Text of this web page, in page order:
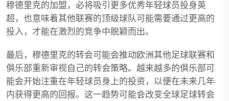
穆德里克的加盟，必将吸引更多优秀年轻球员投身英
超，也意味着其他联赛的顶级球队可能需要通过更高的
投入，才能在激烈的竞争中脱颖而出。
最后，穆德里克的转会可能会推动欧洲其他足球联赛和
俱乐部重新审视自己的转会策略。越来越多的俱乐部可
能会开始注重在年轻球员身上的投资，以便在未来几年
内获得更高的回报。这一趋势可能会改变全球足球转会